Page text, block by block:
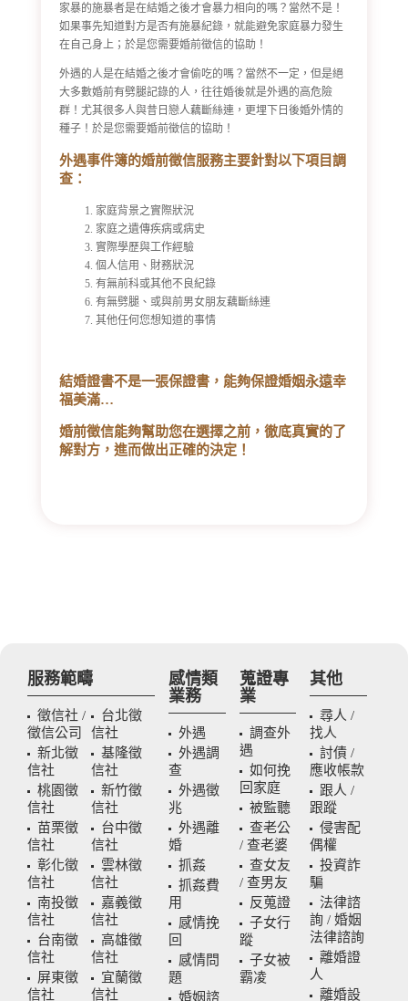
家暴的施暴者是在結婚之後才會暴力相向的嗎？當然不是！
如果事先知道對方是否有施暴紀錄，就能避免家庭暴力發生
在自己身上；於是您需要婚前徵信的協助！
外遇的人是在結婚之後才會偷吃的嗎？當然不一定，但是絕
大多數婚前有劈腿記錄的人，往往婚後就是外遇的高危險
群！尤其很多人與昔日戀人藕斷絲連，更埋下日後婚外情的
種子！於是您需要婚前徵信的協助！
外遇事件簿的婚前徵信服務主要針對以下項目調
查：
家庭背景之實際狀況
家庭之遺傳疾病或病史
實際學歷與工作經驗
個人信用、財務狀況
有無前科或其他不良紀錄
有無劈腿、或與前男女朋友藕斷絲連
其他任何您想知道的事情
結婚證書不是一張保證書，能夠保證婚姻永遠幸
福美滿…
婚前徵信能夠幫助您在選擇之前，徹底真實的了
解對方，進而做出正確的決定！
服務範疇
徵信社 /
徵信公司
台北徵
信社
新北徵
信社
基隆徵
信社
桃園徵
信社
新竹徵
信社
苗栗徵
信社
台中徵
信社
彰化徵
信社
雲林徵
信社
南投徵
信社
嘉義徵
信社
台南徵
信社
高雄徵
信社
屏東徵
信社
宜蘭徵
信社
感情類
業務
外遇
外遇調
查
外遇徵
兆
外遇離
婚
抓姦
抓姦費
用
感情挽
回
感情問
題
婚姻諮
蒐證專
業
調查外
遇
如何挽
回家庭
被監聽
查老公
/ 查老婆
查女友
/ 查男友
反蒐證
子女行
蹤
子女被
霸凌
其他
尋人 /
找人
討債 /
應收帳款
跟人 /
跟蹤
侵害配
偶權
投資詐
騙
法律諮
詢 / 婚姻
法律諮詢
離婚證
人
離婚設